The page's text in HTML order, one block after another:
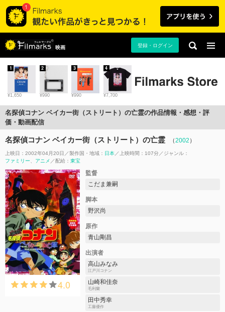
映画 登録・ログイン
¥1,650
1
¥990
2
¥990
3
¥7,700
4
名探偵コナン ベイカー街（ストリート）の亡霊の作品情報・感想・評
価・動画配信
名探偵コナン ベイカー街（ストリート）の亡霊 （2002 ）
上映日：2002年04月20日 製作国・地域： 日本 上映時間：107分
ジャンル：
ファミリー
アニメ 配給： 東宝
4.0
監督
こだま兼嗣
脚本
野沢尚
原作
青山剛昌
出演者
高山みなみ
江戸川コナン
山崎和佳奈
毛利蘭
田中秀幸
工藤優作